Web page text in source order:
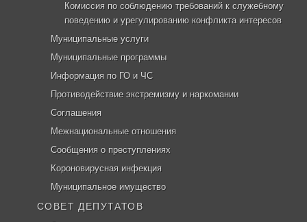
Комиссия по соблюдению требований к служебному
поведению и урегулированию конфликта интересов
Муниципальные услуги
Муниципальные программы
Информация по ГО и ЧС
Противодействие экстремизму и наркомании
Соглашения
Межнациональные отношения
Сообщения о преступлениях
Короновирусная инфекция
Муниципальное имущество
СОВЕТ ДЕПУТАТОВ